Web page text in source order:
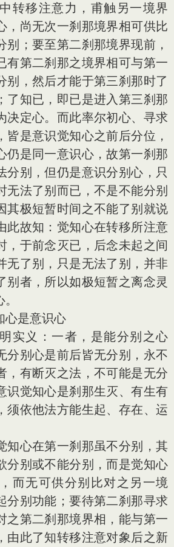
转移注意力，甫触另一境界
，尚无次一刹那境界相可供比
别；要至第二刹那境界现前，
有第二刹那之境界相可与第一
别，然后才能于第三刹那时了
了知已，即已是进入第三刹那
决定心。而此率尔初心、寻求
皆是意识觉知心之前后分位，
仍是同一意识心，故第一刹那
分别，但仍是意识分别心，只
无法了别而已，不是不能分别
其极短暂时间之不能了别就说
此故知：觉知心在转移所注意
，于前念灭已，后念未起之间
无了别，只是无法了别，并非
别者，所以如极短暂之离念灵
是意识心
义：一者，是能分别之心
分别心是前后皆无分别，永不
，有断灭之法，不可能是无分
识觉知心是刹那生灭、有生有
须依他法方能生起、存在、运
心在第一刹那虽不分别，其
分别或不能分别，而是觉知心
而无可供分别比对之另一境
分别功能；要待第二刹那寻求
之第二刹那境界相，能与第一
由此了知转移注意对象后之新